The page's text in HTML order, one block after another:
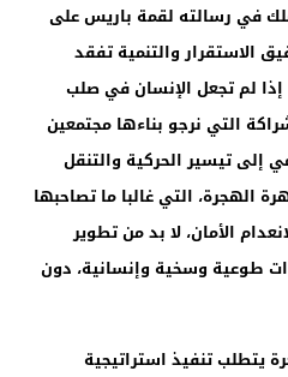
في رسالته لقمة باريس على
الاستقرار والتنمية تفقد
لم تجعل الإنسان في صلب
التي نرجو بناءها مجتمعين
إلى تيسير الحركية والتنقل
الهجرة، التي غالبا ما تصاحبها
الأمان، لا بد من تطوير
طوعية وسخية وإنسانية، دون
يتطلب تنفيذ استراتيجية